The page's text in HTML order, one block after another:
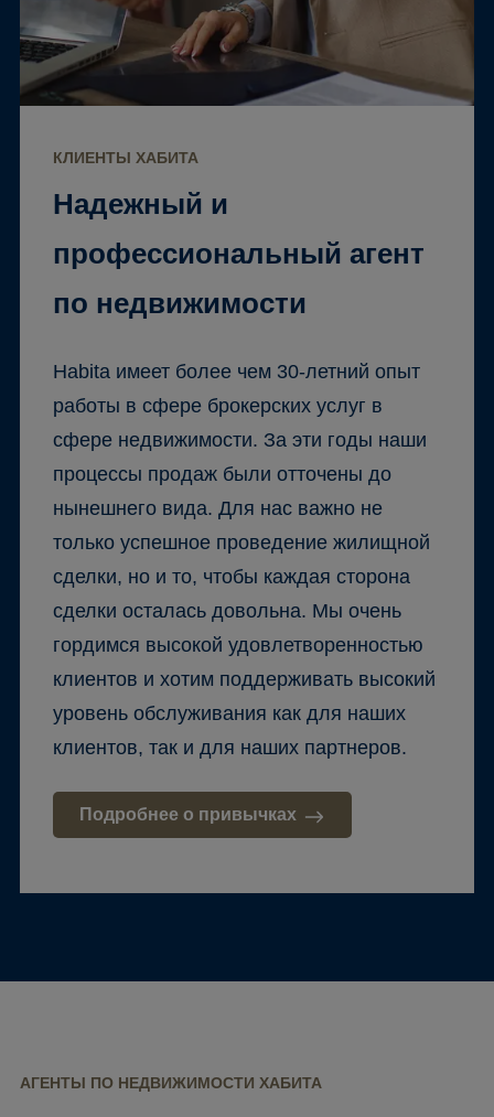
КЛИЕНТЫ ХАБИТА
Надежный и
профессиональный агент
по недвижимости
Habita имеет более чем 30-летний опыт
работы в сфере брокерских услуг в
сфере недвижимости. За эти годы наши
процессы продаж были отточены до
нынешнего вида. Для нас важно не
только успешное проведение жилищной
сделки, но и то, чтобы каждая сторона
сделки осталась довольна. Мы очень
гордимся высокой удовлетворенностью
клиентов и хотим поддерживать высокий
уровень обслуживания как для наших
клиентов, так и для наших партнеров.
Подробнее о привычках
АГЕНТЫ ПО НЕДВИЖИМОСТИ ХАБИТА